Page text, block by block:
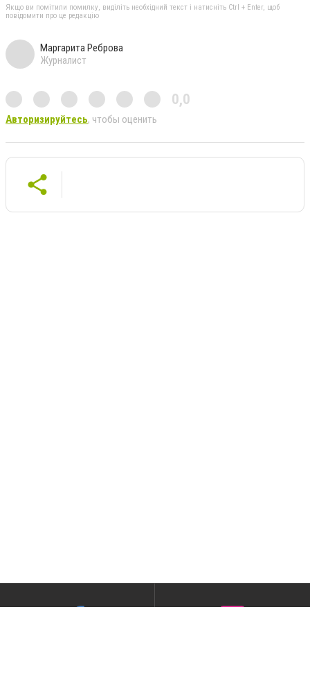
Якщо ви помітили помилку, виділіть необхідний текст і натисніть Ctrl + Enter, щоб
повідомити про це редакцію
Маргарита Реброва
Журналист
0,0
Авторизируйтесь, чтобы оценить